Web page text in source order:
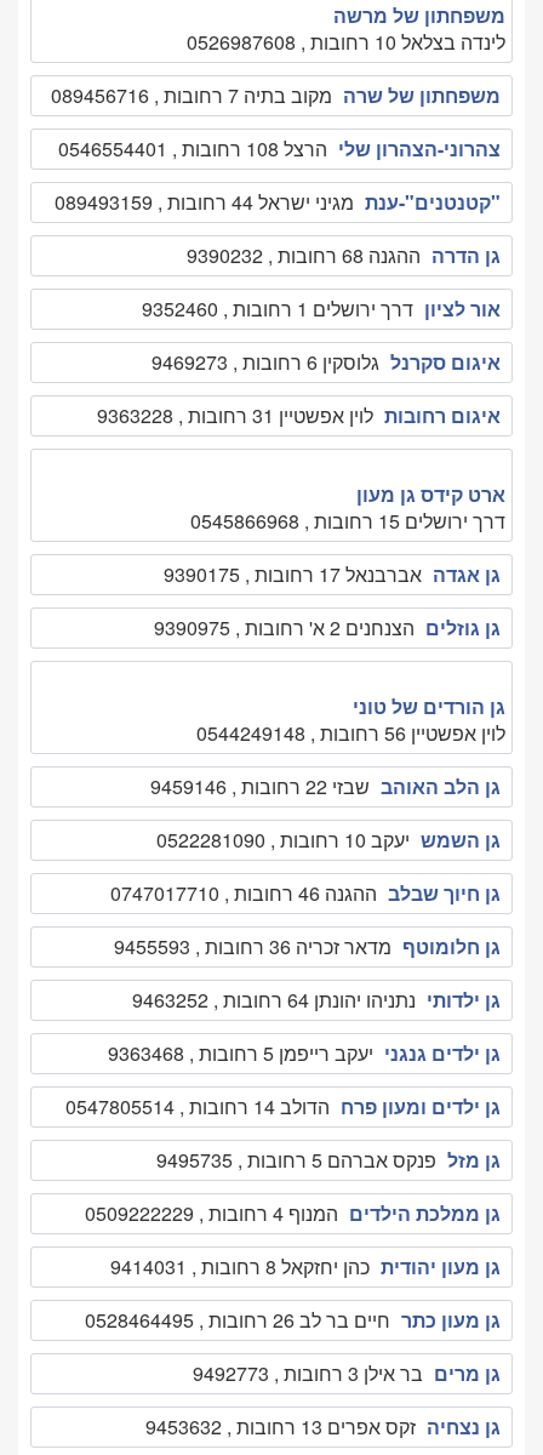
משפחתון של מרשה
לינדה בצלאל 10 רחובות , 0526987608
משפחתון של שרה מקוב בתיה 7 רחובות , 089456716
צהרוני-הצהרון שלי הרצל 108 רחובות , 0546554401
"קטנטנים"-ענת מגיני ישראל 44 רחובות , 089493159
גן הדרה ההגנה 68 רחובות , 9390232
אור לציון דרך ירושלים 1 רחובות , 9352460
איגום סקרנל גלוסקין 6 רחובות , 9469273
איגום רחובות לוין אפשטיין 31 רחובות , 9363228
ארט קידס גן מעון
דרך ירושלים 15 רחובות , 0545866968
גן אגדה אברבנאל 17 רחובות , 9390175
גן גוזלים הצנחנים 2 א' רחובות , 9390975
גן הורדים של טוני
לוין אפשטיין 56 רחובות , 0544249148
גן הלב האוהב שבזי 22 רחובות , 9459146
גן השמש יעקב 10 רחובות , 0522281090
גן חיוך שבלב ההגנה 46 רחובות , 0747017710
גן חלומוטף מדאר זכריה 36 רחובות , 9455593
גן ילדותי נתניהו יהונתן 64 רחובות , 9463252
גן ילדים גנגני יעקב רייפמן 5 רחובות , 9363468
גן ילדים ומעון פרח הדולב 14 רחובות , 0547805514
גן מזל פנקס אברהם 5 רחובות , 9495735
גן ממלכת הילדים המנוף 4 רחובות , 0509222229
גן מעון יהודית כהן יחזקאל 8 רחובות , 9414031
גן מעון כתר חיים בר לב 26 רחובות , 0528464495
גן מרים בר אילן 3 רחובות , 9492773
גן נצחיה זקס אפרים 13 רחובות , 9453632